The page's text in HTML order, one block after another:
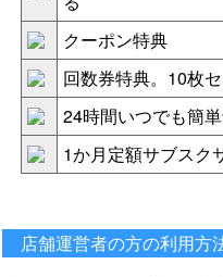
クーポン特典
回数券特典。10枚
24時間いつでも簡
1か月定額サブスク
店舗運営者の方の利用方